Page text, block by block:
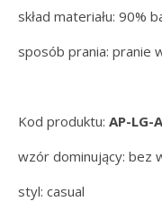
skład materiału: 90%
sposób prania: pranie
Kod produktu: AP-LG-
wzór dominujący: bez
styl: casual